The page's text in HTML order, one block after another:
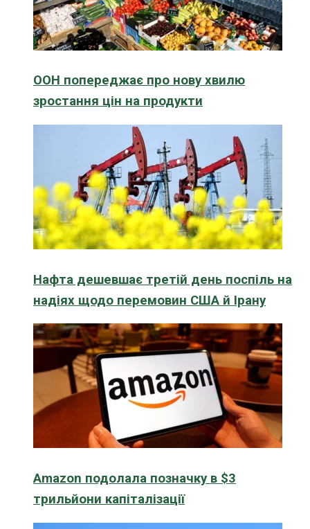
ООН попереджає про нову хвилю
зростання цін на продукти
Нафта дешевшає третій день поспіль на
надіях щодо перемовин США й Ірану
Amazon подолала позначку в $3
трильйони капіталізації